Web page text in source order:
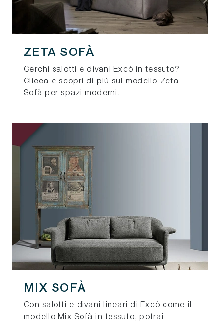
ZETA SOFÀ
Cerchi salotti e divani Excò in tessuto?
Clicca e scopri di più sul modello Zeta
Sofà per spazi moderni.
MIX SOFÀ
Con salotti e divani lineari di Excò come il
modello Mix Sofà in tessuto, potrai